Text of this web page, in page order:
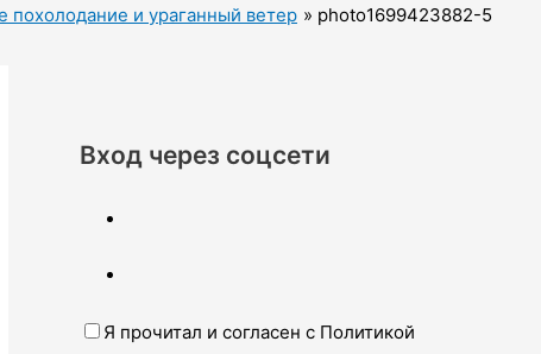
похолодание и ураганный ветер photo1699423882-5
Вход через соцсети
Я прочитал и согласен с Политикой